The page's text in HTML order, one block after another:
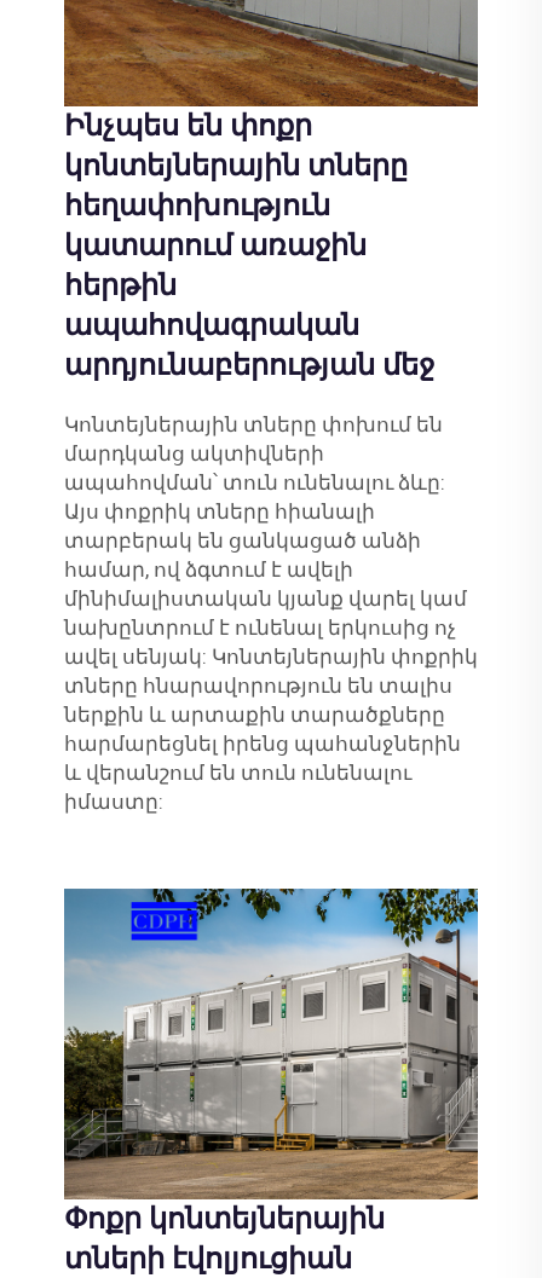
Ինչպես են փոքր
կոնտեյներային տները
հեղափոխություն
կատարում առաջին
հերթին
ապահովագրական
արդյունաբերության մեջ
Կոնտեյներային տները փոխում են
մարդկանց ակտիվների
ապահովման՝ տուն ունենալու ձևը:
Այս փոքրիկ տները հիանալի
տարբերակ են ցանկացած անձի
համար, ով ձգտում է ավելի
մինիմալիստական կյանք վարել կամ
նախընտրում է ունենալ երկուսից ոչ
ավել սենյակ: Կոնտեյներային փոքրիկ
տները հնարավորություն են տալիս
ներքին և արտաքին տարածքները
հարմարեցնել իրենց պահանջներին
և վերանշում են տուն ունենալու
իմաստը:
Փոքր կոնտեյներային
տների էվոլյուցիան